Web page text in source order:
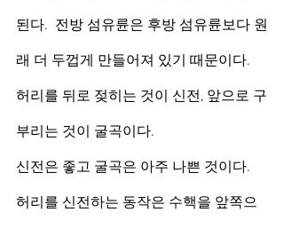
된다.  전방 섬유륜은 후방 섬유륜보다 원
래 더 두껍게 만들어져 있기 때문이다.
허리를 뒤로 젖히는 것이 신전, 앞으로 구
부리는 것이 굴곡이다.
신전은 좋고 굴곡은 아주 나쁜 것이다.
허리를 신전하는 동작은 수핵을 앞쪽으